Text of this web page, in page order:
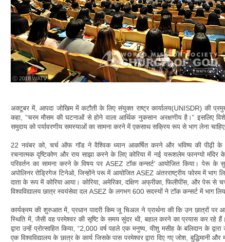
ⓒ 2018 WATV
अक्टूबर में, आपदा जोखिम में कटौती के लिए संयुक्त राष्ट्र कार्यालय(UNISDR) की प्रमुख,
कहा, “चरम मौसम की घटनाओं से होने वाला आर्थिक नुकसान अरक्षणीय है।” इसलिए
समुदाय को पर्यावरणीय समस्याओं का सामना करने में एकसाथ सक्रिय रूप से भाग लेना
22 नवंबर को, चर्च ऑफ गॉड ने वैश्विक ध्यान आकर्षित करने और भविष्य की पीढ़ी के
रचनात्मक दृष्टिकोण और राय साझा करने के लिए कोरिया में नई यरूशलेम फानग्यो मंदिर
परिवर्तन का सामना करने के विषय पर ASEZ टॉक कन्सर्ट’ आयोजित किया। पेरू के
अपोलिनर रोड्रिगेज टिनेओ, जिन्होंने परू में आयोजित ASEZ अंतरराष्ट्रीय फोरम में भाग
दाता के रूप में कोरिया आया। कोरिया, अमेरिका, दक्षिण अफ्रीका, फिलीपींस, और पेरू से
विश्वविद्यालय छात्र स्वयंसेवा दल ASEZ के लगभग 600 सदस्यों ने टॉक कन्सर्ट में भाग
कार्यक्रम की शुरुआत में, प्रधान पादरी किम जू चिअल ने प्रार्थना की कि उन छात्रों पर
स्थिति में, जैसी वह परमेश्वर की सृष्टि के समय सुंदर थी, बहाल करने का प्रयास कर रहे
द्वारा उन्हें प्रोत्साहित किया, “2,000 वर्ष पहले एक मनुष्य, यीशु मसीह के बलिदान के द्वारा
एक विश्वविद्यालय के छात्र के कार्य जिसके पास परमेश्वर द्वारा दिए गए जोश, बुद्धिमानी